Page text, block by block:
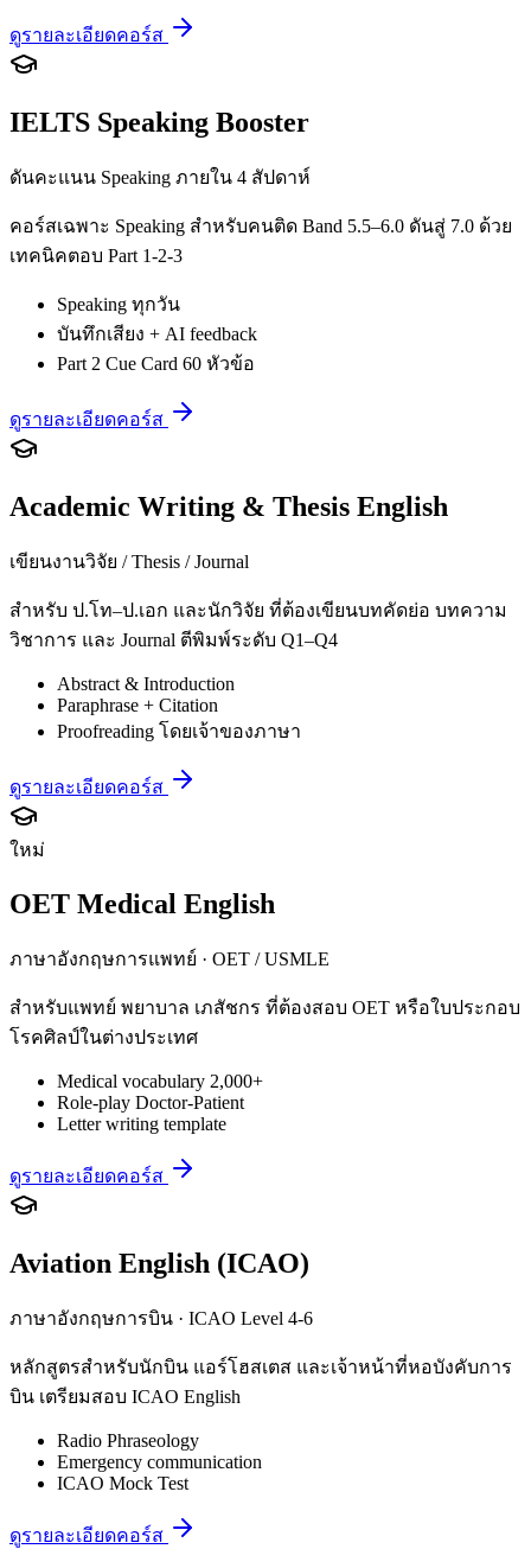
ดูรายละเอียดคอร์ส
IELTS Speaking Booster
ดันคะแนน Speaking ภายใน 4 สัปดาห์
คอร์สเฉพาะ Speaking สำหรับคนติด Band 5.5–6.0 ดันสู่ 7.0 ด้วย
เทคนิคตอบ Part 1-2-3
Speaking ทุกวัน
บันทึกเสียง + AI feedback
Part 2 Cue Card 60 หัวข้อ
ดูรายละเอียดคอร์ส
Academic Writing & Thesis English
เขียนงานวิจัย / Thesis / Journal
สำหรับ ป.โท–ป.เอก และนักวิจัย ที่ต้องเขียนบทคัดย่อ บทความ
วิชาการ และ Journal ตีพิมพ์ระดับ Q1–Q4
Abstract & Introduction
Paraphrase + Citation
Proofreading โดยเจ้าของภาษา
ดูรายละเอียดคอร์ส
ใหม่
OET Medical English
ภาษาอังกฤษการแพทย์ · OET / USMLE
สำหรับแพทย์ พยาบาล เภสัชกร ที่ต้องสอบ OET หรือใบประกอบ
โรคศิลป์ในต่างประเทศ
Medical vocabulary 2,000+
Role-play Doctor-Patient
Letter writing template
ดูรายละเอียดคอร์ส
Aviation English (ICAO)
ภาษาอังกฤษการบิน · ICAO Level 4-6
หลักสูตรสำหรับนักบิน แอร์โฮสเตส และเจ้าหน้าที่หอบังคับการ
บิน เตรียมสอบ ICAO English
Radio Phraseology
Emergency communication
ICAO Mock Test
ดูรายละเอียดคอร์ส